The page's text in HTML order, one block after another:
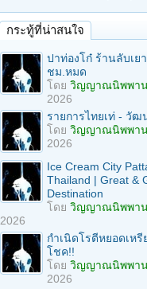
กระทู้ที่น่าสนใจ
ปาท่องโก๋ ร้านลับเย
ชม.หมด
โดย วิญญาณนิพพา
2026
รายการไทยเท่ - วัฒ
โดย วิญญาณนิพพา
2026
Ice Cream City
Thailand | Great &
Destination
โดย วิญญาณนิพพา
2026
กำเนิดโรตีหยอดเห
โชค!!
โดย วิญญาณนิพพา
2026